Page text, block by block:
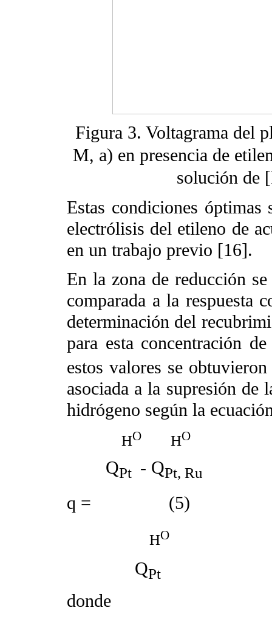
Figura 3. Voltagrama del
M, a) en presencia de
solución de
Estas condiciones óptimas
electrólisis del etileno de
en un trabajo previo [16].
En la zona de reducción
comparada a la respuesta
determinación del
para esta concentración
estos valores se
asociada a la supresión de
hidrógeno según la
HO HO
QPt - QPt, Ru
q = (5)
HO
QPt
donde